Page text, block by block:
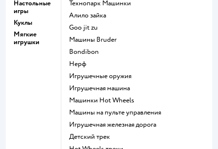
Настольные
игры
Куклы
Мягкие
игрушки
Технопарк Машинки
Алило зайка
Goo jit zu
Машины Bruder
Bondibon
Нерф
Игрушечные оружия
Игрушечная машина
Машинки Hot Wheels
Машины на пульте управления
Игрушечная железная дорога
Детский трек